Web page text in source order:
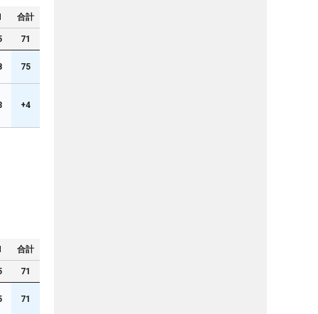
合計
71
75
+4
合計
71
71